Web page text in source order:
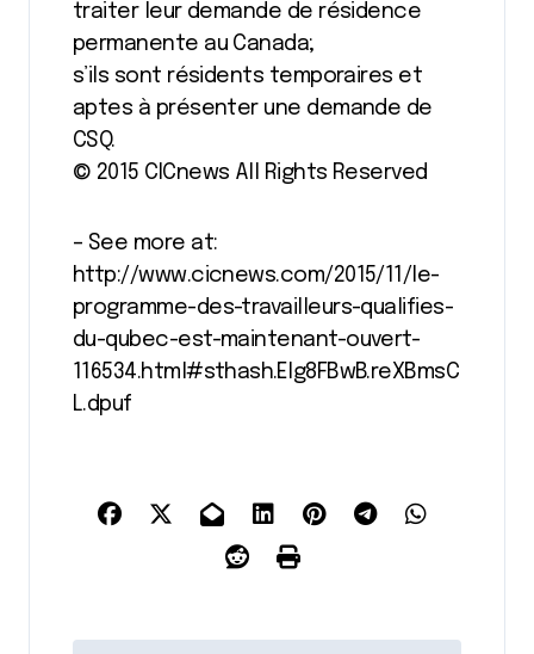
traiter leur demande de résidence
permanente au Canada;
s’ils sont résidents temporaires et
aptes à présenter une demande de
CSQ.
© 2015 CICnews All Rights Reserved
– See more at:
http://www.cicnews.com/2015/11/le-
programme-des-travailleurs-qualifies-
du-qubec-est-maintenant-ouvert-
116534.html#sthash.Elg8FBwB.reXBmsC
L.dpuf